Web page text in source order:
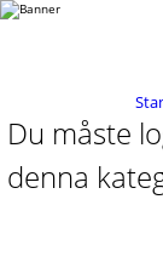
Du måste
denna